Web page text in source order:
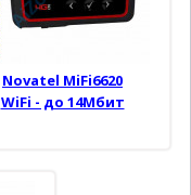
Novatel MiFi6620
WiFi - до 14Мбит